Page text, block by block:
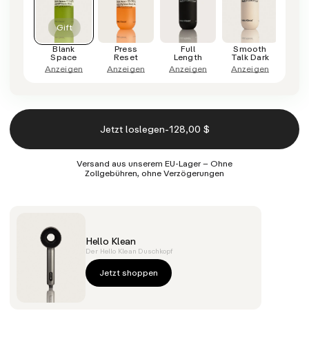
Blank
Space
Duschgel
Anzeigen
Press
Reset
Anzeigen
Full
Length
Anzeigen
Smooth
Talk Dark
Anzeigen
Jetzt loslegen-128,00 $
Versand aus unserem EU-Lager – Ohne
Zollgebühren, ohne Verzögerungen
Hello Klean
Der Hello Klean Duschkopf
Jetzt shoppen